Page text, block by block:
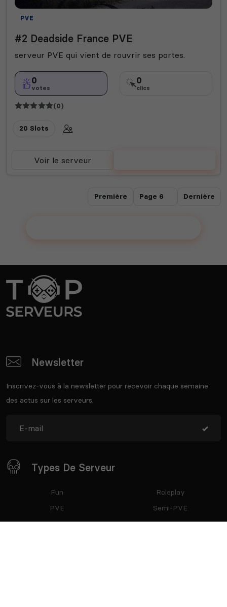
PVE
#2 Deadside France PVE
serveur PVE qui vient de rouvrir ses portes.
0
votes
0
clics
(0)
20 Slots
Voir le serveur
Première Dernière
Newsletter
Inscrivez-vous à la newsletter pour recevoir chaque semaine
des actus sur les serveurs.
Types De Serveur
Fun
PVE
PVP
Roleplay
Semi-PVE
Semi-RP